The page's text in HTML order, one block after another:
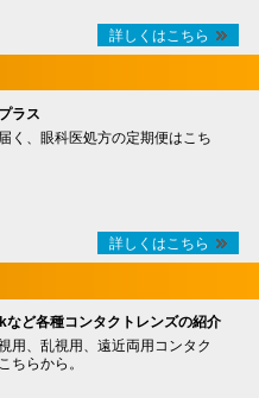
詳しくはこちら
ラス
く、眼科医処方の定期便はこち
詳しくはこちら
ど各種コンタクトレンズの紹介
用、乱視用、遠近両用コンタク
ちらから。